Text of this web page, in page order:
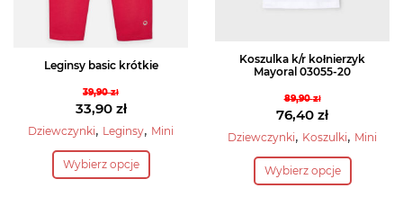
Leginsy basic krótkie
39,90zł
Pierwotna
cena
wynosiła:
39,90 zł.
33,90 zł
Aktualna
cena
wynosi:
Dziewczynki, Leginsy, Mini
Wybierz opcje
Ten
produkt
Koszulka k/r kołnierzyk
Mayoral 03055-20
89,90zł
Pierwotna
cena
wynosiła:
89,90 zł.
76,40 zł
Aktualna
cena
wynosi:
Dziewczynki, Koszulki, Mini
Wybierz opcje
Ten
produkt